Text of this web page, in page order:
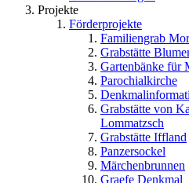
Projekte
Förderprojekte
Familiengrab
Grabstätte
Gartenbänke für
Parochialkirche
Grabstätte von
Lommatzsch
Grabstätte Iffland
Panzersockel
Märchenbrunnen
Graefe Denkmal